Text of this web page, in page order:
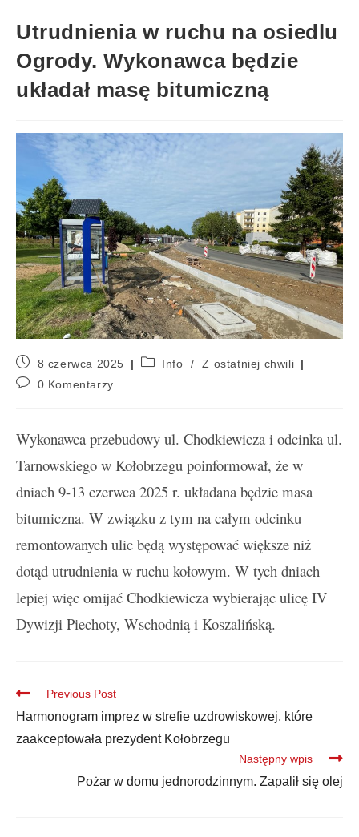
Utrudnienia w ruchu na osiedlu
Ogrody. Wykonawca będzie
układał masę bitumiczną
8 czerwca 2025 Info /
Z ostatniej chwili
0 Komentarzy
Wykonawca przebudowy ul. Chodkiewicza i odcinka ul.
Tarnowskiego w Kołobrzegu poinformował, że w
dniach 9-13 czerwca 2025 r. układana będzie masa
bitumiczna. W związku z tym na całym odcinku
remontowanych ulic będą występować większe niż
dotąd utrudnienia w ruchu kołowym. W tych dniach
lepiej więc omijać Chodkiewicza wybierając ulicę IV
Dywizji Piechoty, Wschodnią i Koszalińską.
Previous Post
Harmonogram imprez w strefie uzdrowiskowej, które
zaakceptowała prezydent Kołobrzegu
Następny wpis
Pożar w domu jednorodzinnym. Zapalił się olej